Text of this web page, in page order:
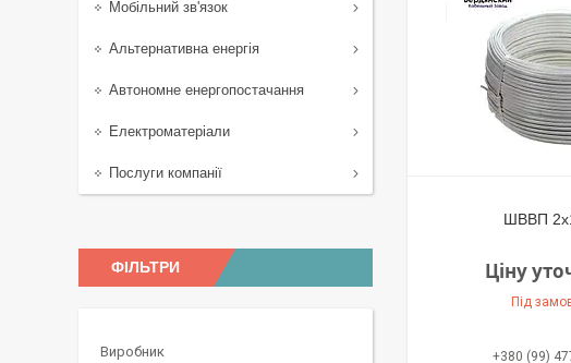
ШВВП
Ціну
Під
+380 (99)
Мобільний зв'язок
Альтернативна енергія
Автономне енергопостачання
Електроматеріали
Послуги компанії
ФІЛЬТРИ
Виробник